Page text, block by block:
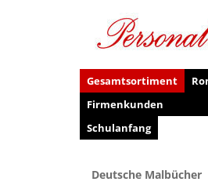
Gesamtsortiment
Firmenkunden
Schulanfang
Deutsche Malbücher